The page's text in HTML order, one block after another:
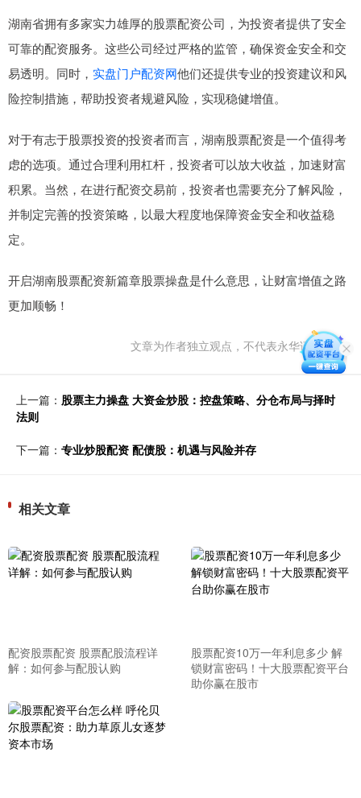
湖南省拥有多家实力雄厚的股票配资公司，为投资者提供了安全
可靠的配资服务。这些公司经过严格的监管，确保资金安全和交
易透明。同时， 实盘门户配资网他们还提供专业的投资建议和风
险控制措施，帮助投资者规避风险，实现稳健增值。
对于有志于股票投资的投资者而言，湖南股票配资是一个值得考
虑的选项。通过合理利用杠杆，投资者可以放大收益，加速财富
积累。当然，在进行配资交易前，投资者也需要充分了解风险，
并制定完善的投资策略，以最大程度地保障资金安全和收益稳
定。
开启湖南股票配资新篇章股票操盘是什么意思，让财富增值之路
更加顺畅！
文章为作者独立观点，不代表永华证券观点
上一篇： 股票主力操盘 大资金炒股：控盘策略、分仓布局与择时
法则
下一篇： 专业炒股配资 配债股：机遇与风险并存
相关文章
配资股票配资 股票配股流程详
解：如何参与配股认购
股票配资10万一年利息多少 解
锁财富密码！十大股票配资平台
助你赢在股市